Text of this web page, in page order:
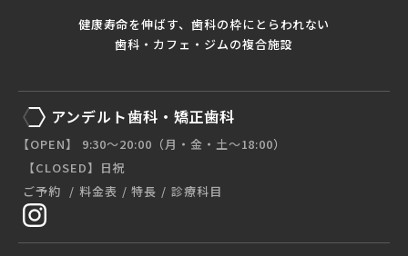
健康寿命を伸ばす、歯科の枠にとらわれない
歯科・カフェ・ジムの複合施設
アンデルト歯科・矯正歯科
【OPEN】 9:30〜20:00（月・金・土〜18:00）
【CLOSED】日祝
ご予約
料金表 特長 診療科目